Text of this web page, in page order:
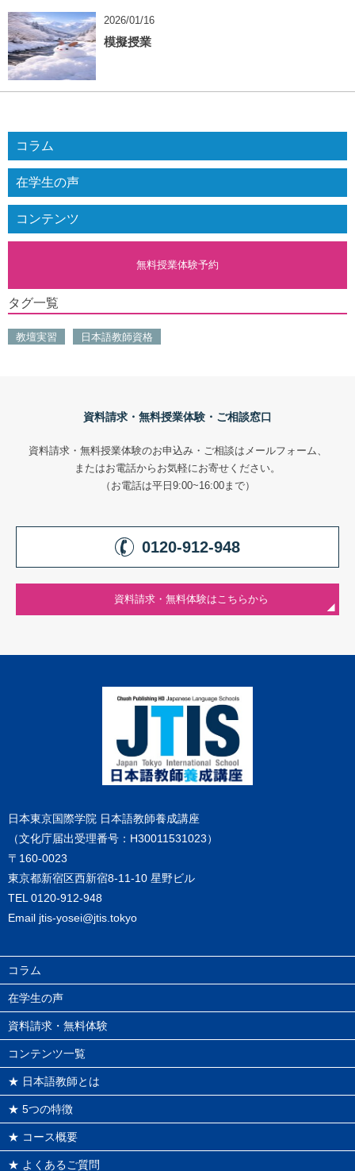
2026/01/16
模擬授業
コラム
在学生の声
コンテンツ
無料授業体験予約
タグ一覧
教壇実習 日本語教師資格
資料請求・無料授業体験・ご相談窓口
資料請求・無料授業体験のお申込み・ご相談はメールフォーム、
またはお電話からお気軽にお寄せください。
（お電話は平日9:00~16:00まで）
0120-912-948
資料請求・無料体験はこちらから
日本東京国際学院 日本語教師養成講座
（文化庁届出受理番号：H30011531023）
〒160-0023
東京都新宿区西新宿8-11-10 星野ビル
TEL 0120-912-948
Email jtis-yosei@jtis.tokyo
コラム
在学生の声
資料請求・無料体験
コンテンツ一覧
★ 日本語教師とは
★ 5つの特徴
★ コース概要
★ よくあるご質問